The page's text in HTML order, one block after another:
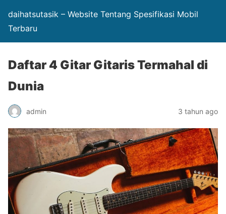
daihatsutasik – Website Tentang Spesifikasi Mobil
Terbaru
Daftar 4 Gitar Gitaris Termahal di
Dunia
admin 3 tahun ago